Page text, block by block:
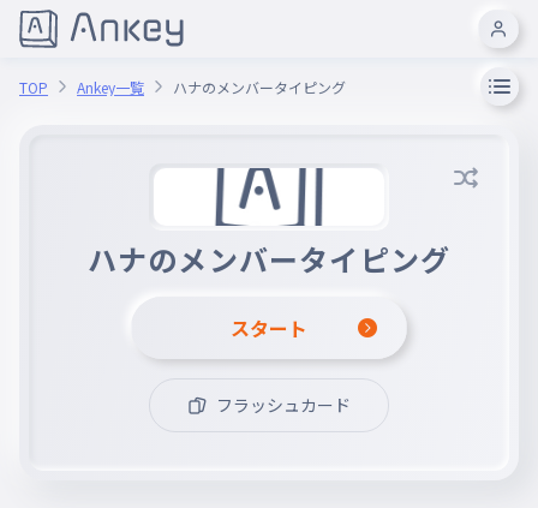
TOP Ankey一覧 ハナのメンバータイピング
ハナのメンバータイピング
スタート
フラッシュカード